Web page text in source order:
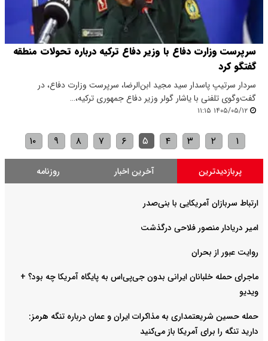
سرپرست وزارت دفاع با وزیر دفاع ترکیه درباره تحولات منطقه
گفتگو کرد
سردار سرتیپ پاسدار سید مجید ابن‌الرضا، سرپرست وزارت دفاع، در
گفت‌وگوی تلفنی با یاشار گولر وزیر دفاع جمهوری ترکیه،…
۱۴۰۵/۰۵/۱۲ ۱۱:۱۵
۱ ۲ ۳ ۴ ۵ ۶ ۷ ۸ ۹ ۱۰
پربازدیدترین آخرین اخبار روزنامه
ارتباط سربازان آمریکایی با بنی‌صدر
امیر دریادار منصور فلاحی درگذشت
روایت عبور از بحران
ماجرای حمله خلبانان ایرانی بدون جی‌پی‌اس به پایگاه آمریکا چه بود؟ +
ویدیو
حمله حسین شریعتمداری به مذاکرات ایران و عمان درباره تنگه هرمز:
دارید تنگه را برای آمریکا باز می‌کنید